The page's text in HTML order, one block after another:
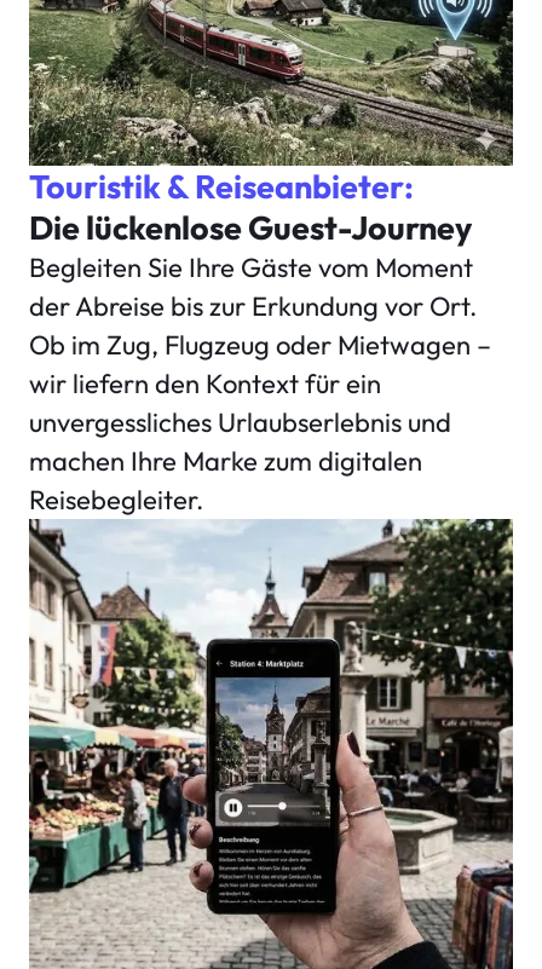
Touristik & Reiseanbieter:
Die lückenlose Guest-Journey
Begleiten Sie Ihre Gäste vom Moment
der Abreise bis zur Erkundung vor Ort.
Ob im Zug, Flugzeug oder Mietwagen –
wir liefern den Kontext für ein
unvergessliches Urlaubserlebnis und
machen Ihre Marke zum digitalen
Reisebegleiter.